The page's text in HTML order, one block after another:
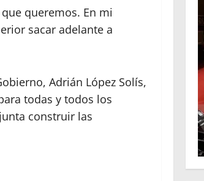
queremos. En mi
sacar adelante a
Adrián López Solís,
todas y todos los
construir las